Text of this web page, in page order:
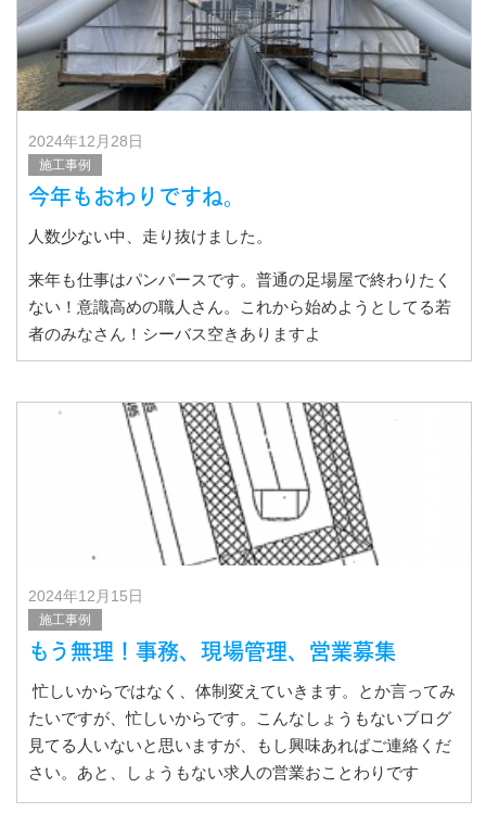
2024年12月28日
施工事例
今年もおわりですね。
人数少ない中、走り抜けました。
来年も仕事はパンパースです。普通の足場屋で終わりたく
ない！意識高めの職人さん。これから始めようとしてる若
者のみなさん！シーバス空きありますよ
2024年12月15日
施工事例
もう無理！事務、現場管理、営業募集
忙しいからではなく、体制変えていきます。とか言ってみ
たいですが、忙しいからです。こんなしょうもないブログ
見てる人いないと思いますが、もし興味あればご連絡くだ
さい。あと、しょうもない求人の営業おことわりです